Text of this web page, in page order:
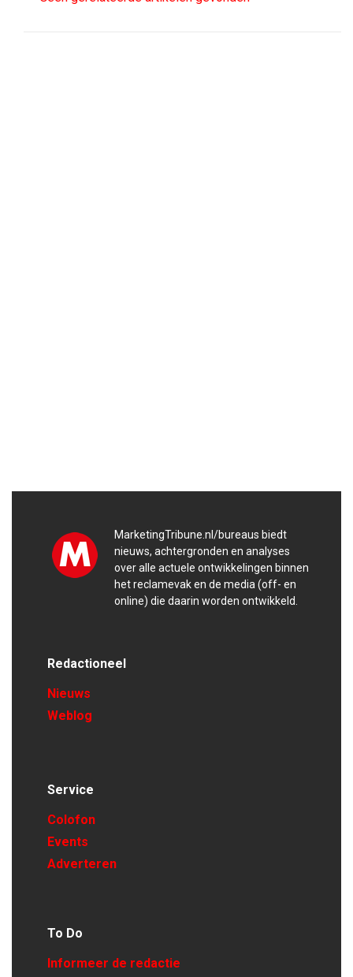
MarketingTribune.nl/bureaus biedt
nieuws, achtergronden en analyses
over alle actuele ontwikkelingen binnen
het reclamevak en de media (off- en
online) die daarin worden ontwikkeld.
Redactioneel
Nieuws
Weblog
Service
Colofon
Events
Adverteren
To Do
Informeer de redactie